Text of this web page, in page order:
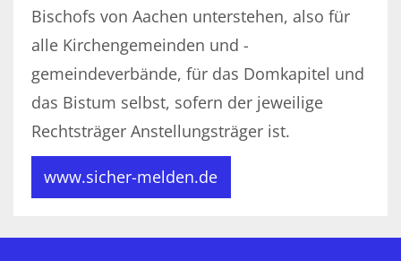
Bischofs von Aachen unterstehen, also für
alle Kirchengemeinden und -
gemeindeverbände, für das Domkapitel und
das Bistum selbst, sofern der jeweilige
Rechtsträger Anstellungsträger ist.
www.sicher-melden.de